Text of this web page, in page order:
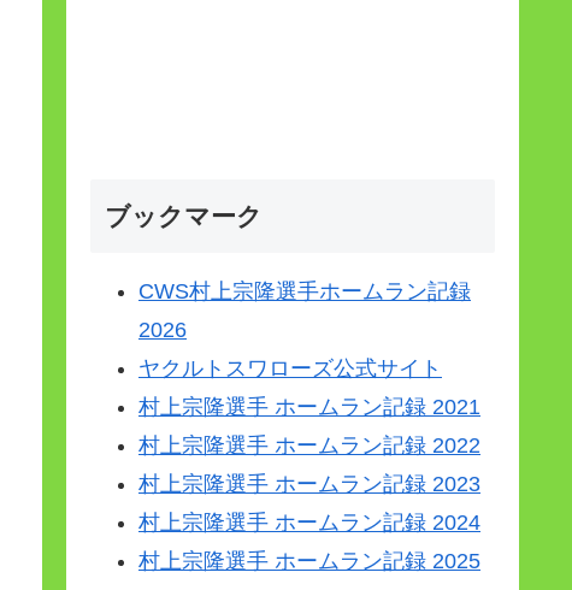
ブックマーク
CWS村上宗隆選手ホームラン記録
2026
ヤクルトスワローズ公式サイト
村上宗隆選手 ホームラン記録 2021
村上宗隆選手 ホームラン記録 2022
村上宗隆選手 ホームラン記録 2023
村上宗隆選手 ホームラン記録 2024
村上宗隆選手 ホームラン記録 2025